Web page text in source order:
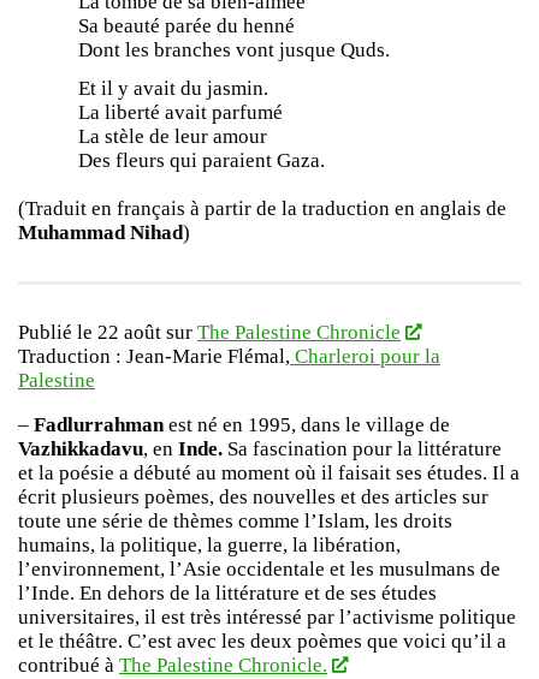
Sa beauté parée du henné
Dont les branches vont jusque Quds.
Et il y avait du jasmin.
La liberté avait parfumé
La stèle de leur amour
Des fleurs qui paraient Gaza.
(Traduit en français à partir de la traduction en anglais de
Muhammad Nihad)
Publié le 22 août sur The Palestine Chronicle
Traduction : Jean-Marie Flémal, Charleroi pour la
Palestine
– Fadlurrahmanest né en 1995, dans le village de
Vazhikkadavu, en Inde. Sa fascination pour la littérature
et la poésie a débuté au moment où il faisait ses études. Il a
écrit plusieurs poèmes, des nouvelles et des articles sur
toute une série de thèmes comme l’Islam, les droits
humains, la politique, la guerre, la libération,
l’environnement, l’Asie occidentale et les musulmans de
l’Inde. En dehors de la littérature et de ses études
universitaires, il est très intéressé par l’activisme politique
et le théâtre. C’est avec les deux poèmes que voici qu’il a
contribué à The Palestine Chronicle.